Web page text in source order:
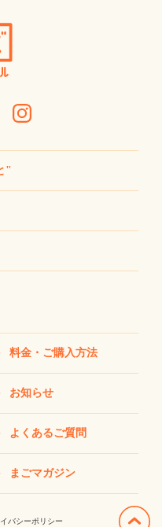
"
料金・ご購入方法
お知らせ
よくあるご質問
まごマガジン
バシーポリシー